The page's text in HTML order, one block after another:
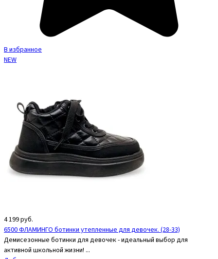
В избранное
NEW
4 199руб.
6500 ФЛАМИНГО ботинки утепленные для девочек. (28-33)
Демисезонные ботинки для девочек - идеальный выбор для
активной школьной жизни! ...